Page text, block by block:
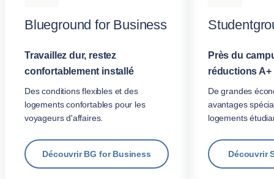
Blueground for Business
Travaillez dur, restez
confortablement installé
Des conditions flexibles et des
logements confortables pour les
voyageurs d'affaires.
Découvrir BG for Business
Près du
réductions A+
De grandes
avantages
logements
Découvrir